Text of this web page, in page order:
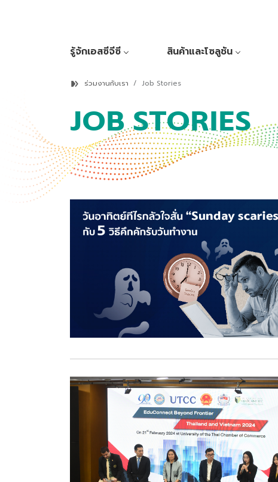
รู้จักเอสซีจีซี สินค้าและโซลูชัน
ร่วมงานกับเรา Job Stories
JOB STORIES